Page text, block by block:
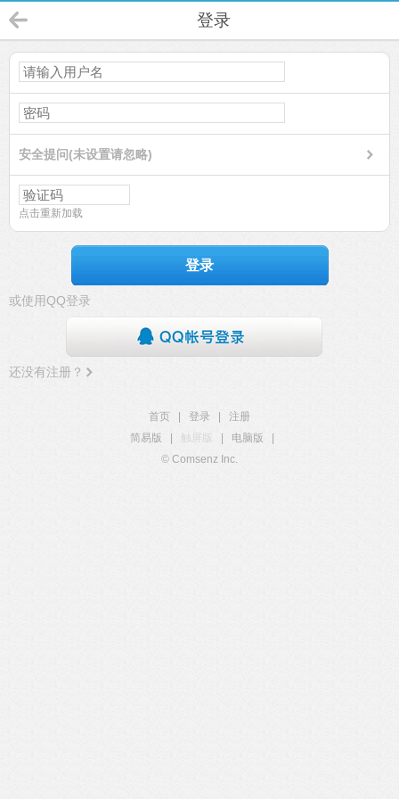
登录
安全提问(未设置请忽略)
点击重新加载
登录
或使用QQ登录
还没有注册？
首页 登录
注册
简易版
触屏版 电脑版
© Comsenz Inc.